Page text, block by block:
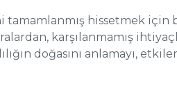
tamamlanmış hissetmek
karşılanmamış
doğasını anlamayı,